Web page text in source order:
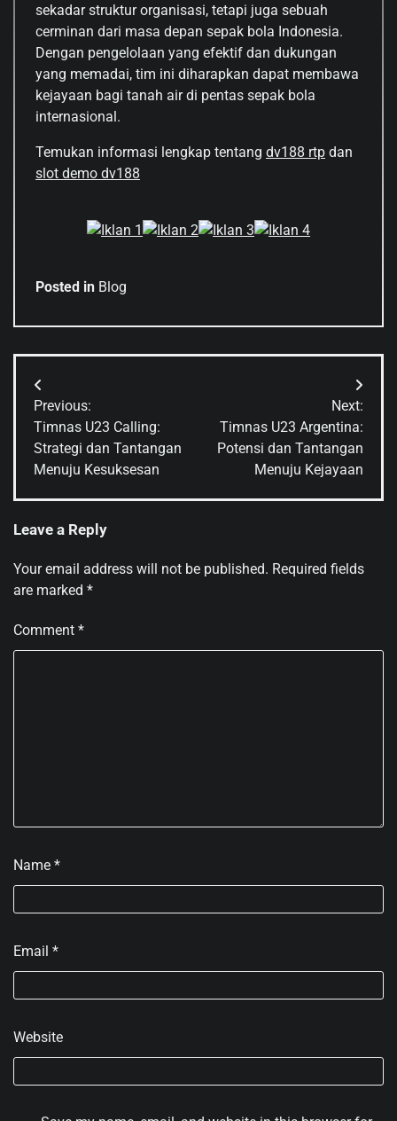
sekadar struktur organisasi, tetapi juga sebuah
cerminan dari masa depan sepak bola Indonesia.
Dengan pengelolaan yang efektif dan dukungan
yang memadai, tim ini diharapkan dapat membawa
kejayaan bagi tanah air di pentas sepak bola
internasional.
Temukan informasi lengkap tentang dv188 rtp dan
slot demo dv188
Posted in Blog
Post
navigation
Previous:
Timnas U23 Calling:
Strategi dan Tantangan
Menuju Kesuksesan
Next:
Timnas U23 Argentina:
Potensi dan Tantangan
Menuju Kejayaan
Leave a Reply
Your email address will not be published. Required fields
are marked *
Comment *
Name *
Email *
Website